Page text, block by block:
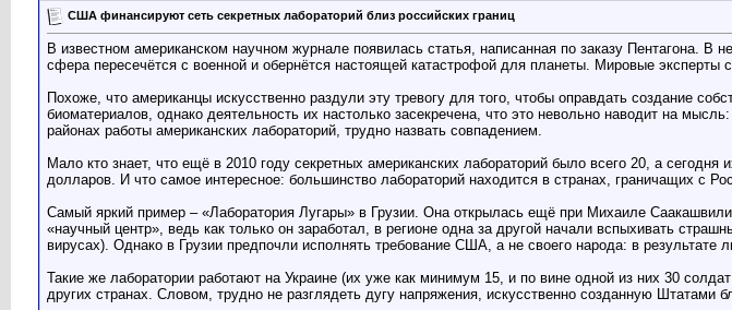
США финансируют сеть секретных лабораторий близ российских границ
В известном американском научном журнале появилась статья, написанная по заказу Пентагона.
сфера пересечётся с военной и обернётся настоящей катастрофой для планеты. Мировые
Похоже, что американцы искусственно раздули эту тревогу для того, чтобы оправдать создание
биоматериалов, однако деятельность их настолько засекречена, что это невольно наводит на
районах работы американских лабораторий, трудно назвать совпадением.
Мало кто знает, что ещё в 2010 году секретных американских лабораторий было всего 20, а
долларов. И что самое интересное: большинство лабораторий находится в странах, граничащих с
Самый яркий пример – «Лаборатория Лугары» в Грузии. Она открылась ещё при Михаиле
«научный центр», ведь как только он заработал, в регионе одна за другой начали вспыхивать
вирусах). Однако в Грузии предпочли исполнять требование США, а не своего народа: в результате
Такие же лаборатории работают на Украине (их уже как минимум 15, и по вине одной из них 30
других странах. Словом, трудно не разглядеть дугу напряжения, искусственно созданную Штатами